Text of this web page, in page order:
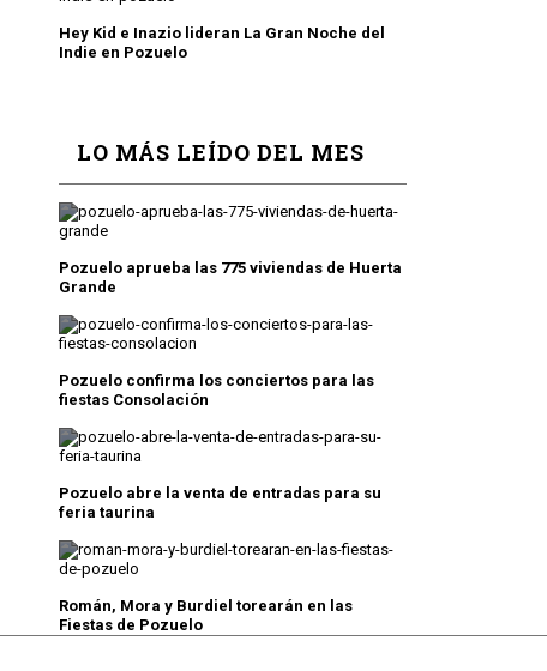
Hey Kid e Inazio lideran La Gran Noche del
Indie en Pozuelo
LO MÁS LEÍDO DEL MES
Pozuelo aprueba las 775 viviendas de Huerta
Grande
Pozuelo confirma los conciertos para las
fiestas Consolación
Pozuelo abre la venta de entradas para su
feria taurina
Román, Mora y Burdiel torearán en las
Fiestas de Pozuelo